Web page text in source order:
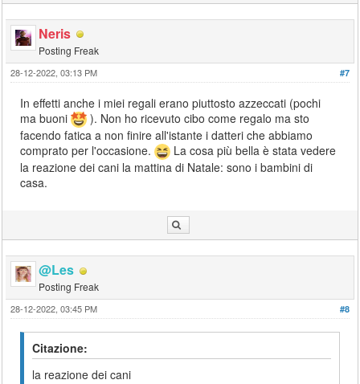
Neris
Posting Freak
#7
28-12-2022, 03:13 PM
In effetti anche i miei regali erano piuttosto azzeccati (pochi
ma buoni
). Non ho ricevuto cibo come regalo ma sto
facendo fatica a non finire all'istante i datteri che abbiamo
comprato per l'occasione.
La cosa più bella è stata vedere
la reazione dei cani la mattina di Natale: sono i bambini di
casa.
@Les
Posting Freak
#8
28-12-2022, 03:45 PM
Citazione:
la reazione dei cani